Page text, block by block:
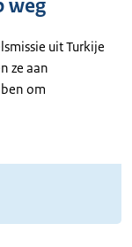
weg
uit Turkije
ze aan
om